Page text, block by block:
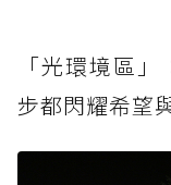
「光環境區
步都閃耀希望